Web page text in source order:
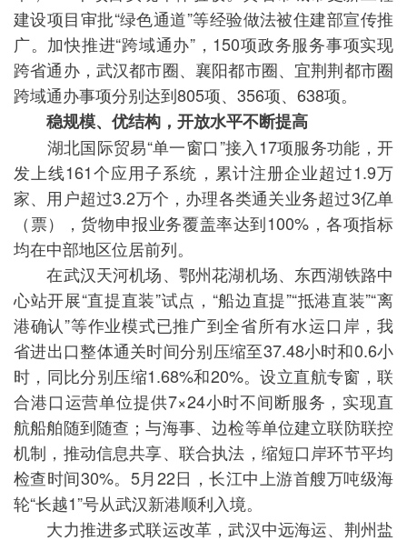
建设项目审批“绿色通道”等经验做法被住建部宣传推
广。加快推进“跨域通办”，150项政务服务事项实现
跨省通办，武汉都市圈、襄阳都市圈、宜荆荆都市圈
跨域通办事项分别达到805项、356项、638项。
稳规模、优结构，开放水平不断提高
湖北国际贸易“单一窗口”接入17项服务功能，开
发上线161个应用子系统，累计注册企业超过1.9万
家、用户超过3.2万个，办理各类通关业务超过3亿单
（票），货物申报业务覆盖率达到100%，各项指标
均在中部地区位居前列。
在武汉天河机场、鄂州花湖机场、东西湖铁路中
心站开展“直提直装”试点，“船边直提”“抵港直装”“离
港确认”等作业模式已推广到全省所有水运口岸，我
省进出口整体通关时间分别压缩至37.48小时和0.6小
时，同比分别压缩1.68%和20%。设立直航专窗，联
合港口运营单位提供7×24小时不间断服务，实现直
航船舶随到随查；与海事、边检等单位建立联防联控
机制，推动信息共享、联合执法，缩短口岸环节平均
检查时间30%。5月22日，长江中上游首艘万吨级海
轮“长越1”号从武汉新港顺利入境。
大力推进多式联运改革，武汉中远海运、荆州盐